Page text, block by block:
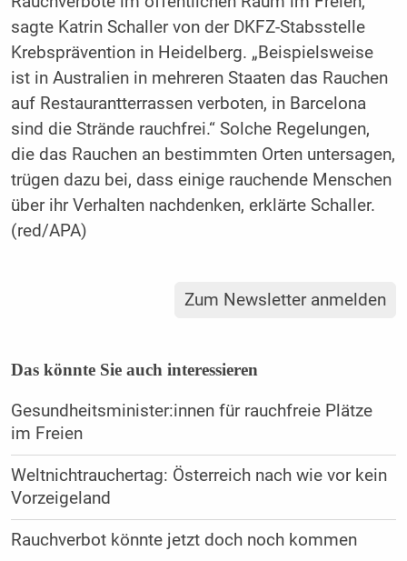
sagte Katrin Schaller von der DKFZ-Stabsstelle
Krebsprävention in Heidelberg. „Beispielsweise
ist in Australien in mehreren Staaten das Rauchen
auf Restaurantterrassen verboten, in Barcelona
sind die Strände rauchfrei.“ Solche Regelungen,
die das Rauchen an bestimmten Orten untersagen,
trügen dazu bei, dass einige rauchende Menschen
über ihr Verhalten nachdenken, erklärte Schaller.
(red/APA)
Zum Newsletter anmelden
Das könnte Sie auch interessieren
Gesundheitsminister:innen für rauchfreie Plätze
im Freien
Weltnichtrauchertag: Österreich nach wie vor kein
Vorzeigeland
Rauchverbot könnte jetzt doch noch kommen